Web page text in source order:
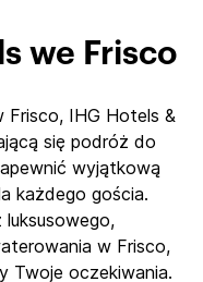
we Frisco
Frisco, IHG Hotels &
się podróż do
wyjątkową
każdego gościa.
w Frisco,
Twoje oczekiwania.